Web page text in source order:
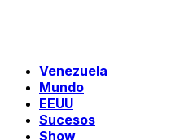
Venezuela
Mundo
EEUU
Sucesos
Show